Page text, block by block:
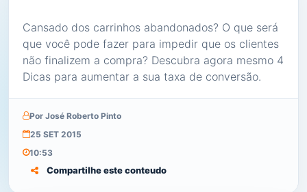
Cansado dos carrinhos abandonados? O que será
que você pode fazer para impedir que os clientes
não finalizem a compra? Descubra agora mesmo 4
Dicas para aumentar a sua taxa de conversão.
Por José Roberto Pinto
25 SET 2015
10:53
Compartilhe este conteudo